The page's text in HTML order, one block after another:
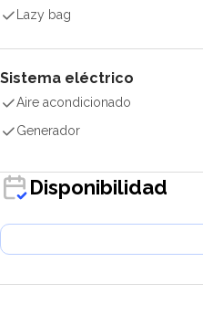
Lazy bag
Sistema eléctrico
Aire acondicionado
Generador
Disponibilidad